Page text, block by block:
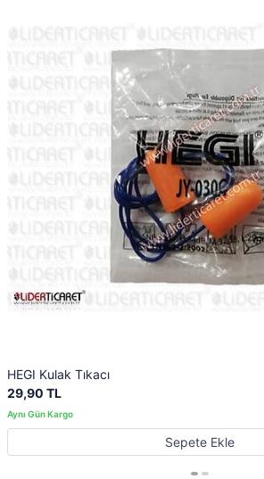
HEGI Kulak Tıkacı
29,90 TL
Sepete Ekle